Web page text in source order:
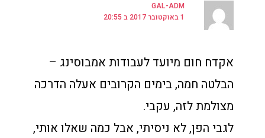
GAL-ADM
1 באוקטובר 2017 ב 20:55
אקדח חום מיועד לעבודות אמבוסינג –
הבלטה חמה, בימים הקרובים אעלה הדרכה
מצולמת לזה, עקבי.
לגבי הפן, לא ניסיתי, אבל כמה שאלו אותי,